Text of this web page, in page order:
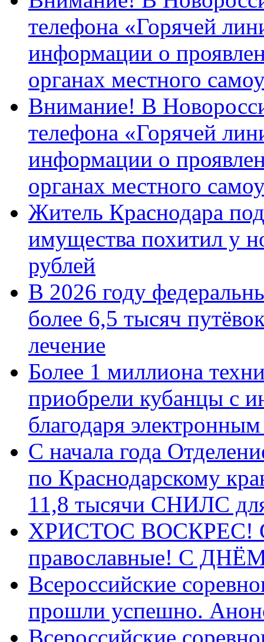
телефона «Горячей
информации о
органах местного
Внимание! В
телефона «Горячей
информации о
органах местного
Житель Краснодара
имущества похитил у
рублей
В 2026 году
более 6,5 тысяч
лечение
Более 1 миллиона
приобрели кубанцы с
благодаря
С начала года
по Краснодарскому
11,8 тысячи СНИЛС
ХРИСТОС ВОСКРЕС! С
православные! C
Всероссийские
прошли успешно.